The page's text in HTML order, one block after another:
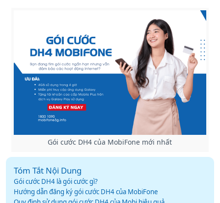
Gói cước DH4 của MobiFone mới nhất
Tóm Tắt Nội Dung
Gói cước DH4 là gói cước gì?
Hướng dẫn đăng ký gói cước DH4 của MobiFone